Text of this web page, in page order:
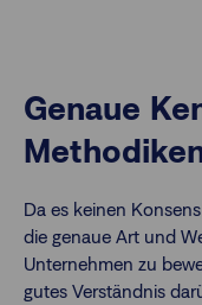
Genaue
Da es keinen
die genaue Art und
Unternehmen zu
gutes Verständnis